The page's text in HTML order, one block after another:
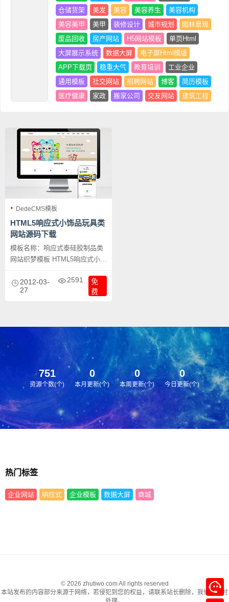
仓储货架
美发 美容 美容养生
美容机构
美容美甲
美甲 装修设计 城市规划
园林景观
废品回收
房产网站 H5网站模板
单页Html
大屏展示系统
数据大屏
电子屏Html模版
APP下载页
稳重大气 教育培训
工业企业
通用模板
社交网站 招聘网站 博客
简历模板
医疗健康
家政 搬家公司 交友网站 建筑工程
DedeCMS模板
HTML5响应式小饰品玩具类
网站源码下载
模板名称：响应式泰硅胶制品类
网站织梦模板 HTML5响应式小饰
梦模板以时尚为主，采用现在非
常流行的全屏自适应布局设计，
自动响应式排版，很大程度上改
部分显示器分辨率尺寸哦。模板
整体以时尚为主色调，适合做各
种类型的网站。
2012-03-
27
2591
免
费
751
资源个数(个)
0
本月更新(个)
0
本周更新(个)
0
今日更新(个)
热门标签
企业网站 响应式 企业模板 数据大屏 商城
© 2026 zhutiwo.com All rights reserved
本站发布的内容部分来源于网络，若侵犯到您的权益，请联系站长删除，我们将及时